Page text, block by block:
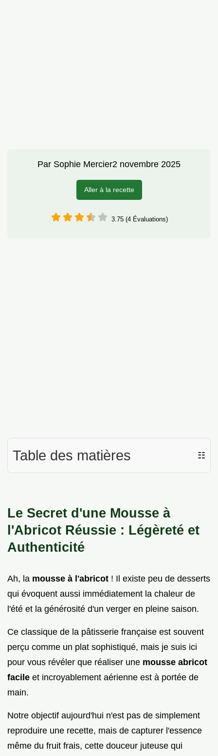
Par Sophie Mercier2 novembre 2025
Aller à la recette
3.75 (4 Évaluations)
Table des matières ☷
Le Secret d'une Mousse à
l'Abricot Réussie : Légèreté et
Authenticité
Ah, la mousse à l'abricot ! Il existe peu de desserts
qui évoquent aussi immédiatement la chaleur de
l'été et la générosité d'un verger en pleine saison.
Ce classique de la pâtisserie française est souvent
perçu comme un plat sophistiqué, mais je suis ici
pour vous révéler que réaliser une mousse abricot
facile et incroyablement aérienne est à portée de
main.
Notre objectif aujourd'hui n'est pas de simplement
reproduire une recette, mais de capturer l'essence
même du fruit frais, cette douceur juteuse qui